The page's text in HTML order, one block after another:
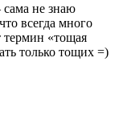
не знаю
всегда много
термин «тощая
только тощих =)